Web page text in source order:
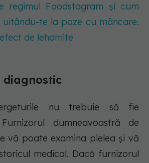
regimul Foodstagram și cum
te la poze cu mâncare.
de lehamite
nu trebuie să fie
dumneavoastră de
vă poate examina pielea și vă
medical. Dacă furnizorul